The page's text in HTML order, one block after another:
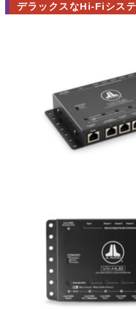
デラックスなHi-Fiシステ